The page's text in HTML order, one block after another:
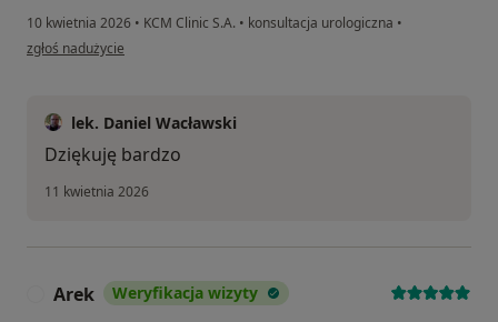
10 kwietnia 2026 • KCM Clinic S.A. • konsultacja urologiczna •
w opinii użytkownika WJ
zgłoś nadużycie
lek. Daniel Wacławski
Dziękuję bardzo
11 kwietnia 2026
Arek Weryfikacja wizyty